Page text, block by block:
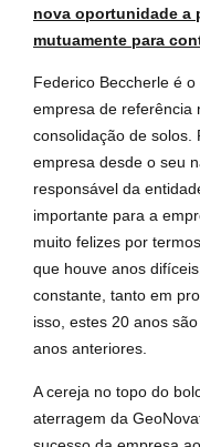
nova oportunidade a
mutuamente para
Federico Beccherle é
empresa de referência
consolidação de solos.
empresa desde o seu
responsável da
importante para a
muito felizes por
que houve anos
constante, tanto em
isso, estes 20 anos
anos anteriores.
A cereja no topo do
aterragem da